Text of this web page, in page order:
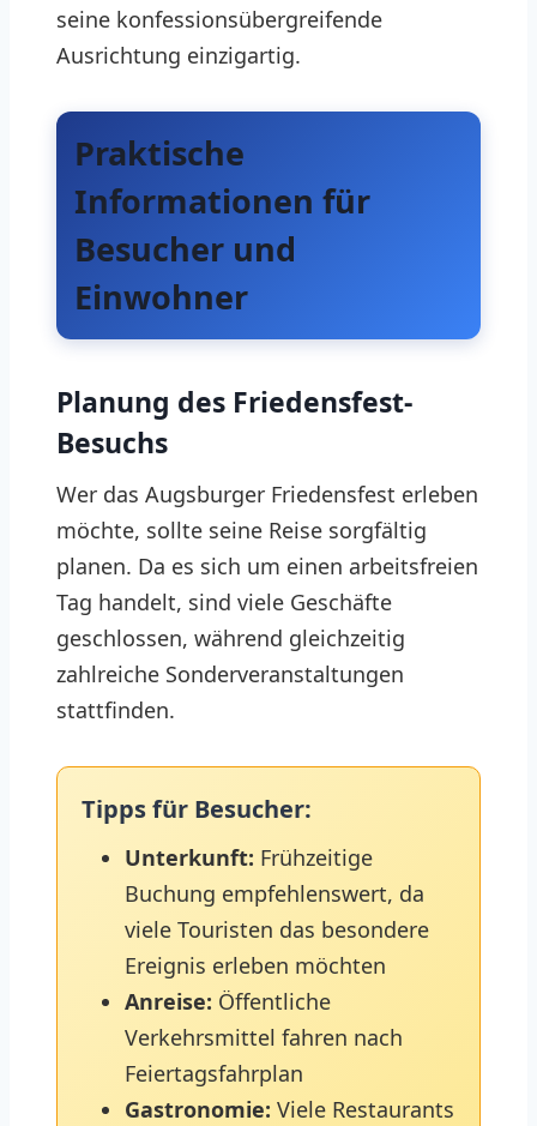
seine konfessionsübergreifende
Ausrichtung einzigartig.
Praktische
Informationen für
Besucher und
Einwohner
Planung des Friedensfest-
Besuchs
Wer das Augsburger Friedensfest erleben
möchte, sollte seine Reise sorgfältig
planen. Da es sich um einen arbeitsfreien
Tag handelt, sind viele Geschäfte
geschlossen, während gleichzeitig
zahlreiche Sonderveranstaltungen
stattfinden.
Tipps für Besucher:
Unterkunft: Frühzeitige
Buchung empfehlenswert, da
viele Touristen das besondere
Ereignis erleben möchten
Anreise: Öffentliche
Verkehrsmittel fahren nach
Feiertagsfahrplan
Gastronomie: Viele Restaurants